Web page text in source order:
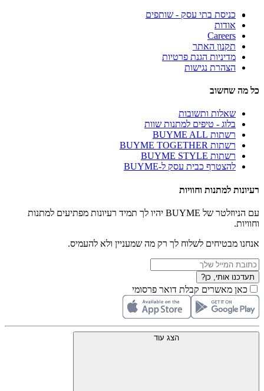
כניסת בתי עסק - שותפים
אודות
Careers
תקנון האתר
מדיניות הגנת פרטיות
הצהרת נגישות
כל מה שחשוב
שאלות ותשובות
בלוג - טיפים למתנות שוות
רשתות BUYME ALL
רשתות BUYME TOGETHER
רשתות BUYME STYLE
להצטרף כבית עסק ל-BUYME
רעיונות למתנות וחוויות
עם הניוזלטר של BUYME יהיו לך תמיד רעיונות מפתיעים למתנות
וחוויות.
אנחנו מבטיחים לשלוח לך רק מה שמעניין ולא להעמיס.
תעדכנו אותי, כן?
כאן מאשרים קבלת דואר פרסומי
הצג עוד